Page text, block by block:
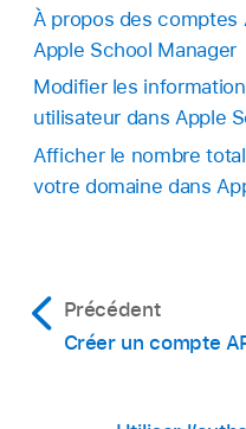
À propos des comptes
Apple School Manager
Modifier les
utilisateur dans Apple
Afficher le nombre
votre domaine dans
Précédent
Créer un compte